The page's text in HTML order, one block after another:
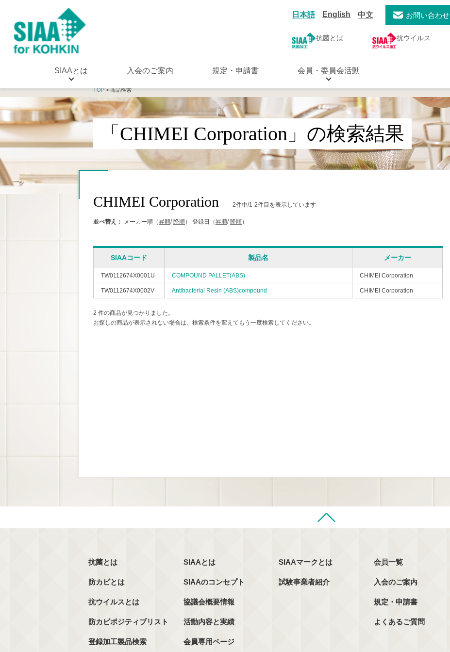
日本語 English 中文 お問い合わせ
抗菌とは 抗ウイルス
SIAAとは 入会のご案内 規定・申請書 会員・委員会活動
TOP> 商品検索
「CHIMEI Corporation」の検索結果
CHIMEI Corporation 2件中/1-2件目を表示しています
並べ替え： メーカー順（昇順/ 降順） 登録日（昇順/ 降順）
SIAAコード 製品名 メーカー
TW0112674X0001U COMPOUND PALLET(ABS) CHIMEI Corporation
TW0112674X0002V Antibacterial Resin (ABS)compound CHIMEI Corporation
2 件の商品が見つかりました。
お探しの商品が表示されない場合は、検索条件を変えてもう一度検索してください。
抗菌とは
防カビとは
抗ウイルスとは
防カビポジティブリスト
登録加工製品検索
SIAAとは
SIAAのコンセプト
協議会概要情報
活動内容と実績
会員専用ページ
SIAAマークとは
試験事業者紹介
会員一覧
入会のご案内
規定・申請書
よくあるご質問